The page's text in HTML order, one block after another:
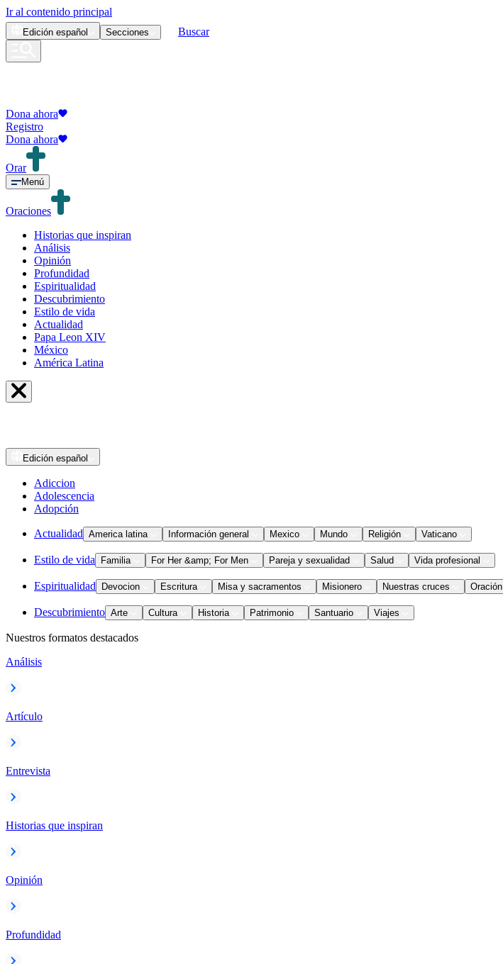
Ir al contenido principal
Edición español Secciones Buscar
Dona ahora
Registro
Dona ahora
Orar
Menú
Oraciones
Historias que inspiran
Análisis
Opinión
Profundidad
Espiritualidad
Descubrimiento
Estilo de vida
Actualidad
Papa Leon XIV
México
América Latina
Edición español
Adiccion
Adolescencia
Adopción
Actualidad America latina Información general Mexico Mundo Religión Vaticano
Estilo de vida Familia For Her &amp; For Men Pareja y sexualidad Salud Vida profesional
Espiritualidad Devocion Escritura Misa y sacramentos Misionero Nuestras cruces Oración
Descubrimiento Arte Cultura Historia Patrimonio Santuario Viajes
Nuestros formatos destacados
Análisis
Artículo
Entrevista
Historias que inspiran
Opinión
Profundidad